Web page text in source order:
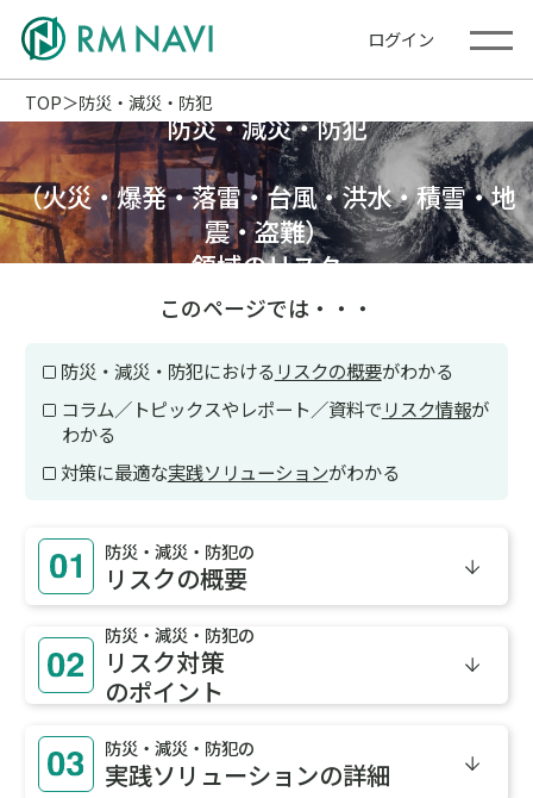
ログイン
TOP 防災・減災・防犯
防災・減災・防犯
（火災・爆発・落雷・台風・洪水・積雪・地
震・盗難）
領域のリスク